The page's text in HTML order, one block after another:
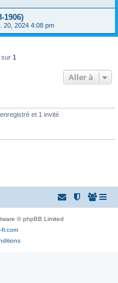
1906)
20, 2024 4:08 pm
sur 1
Aller à
et 1 invité
© phpBB Limited